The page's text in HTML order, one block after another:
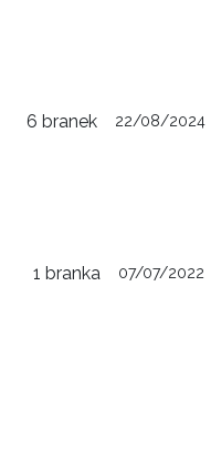
6 branek 22/08/2024
1 branka 07/07/2022